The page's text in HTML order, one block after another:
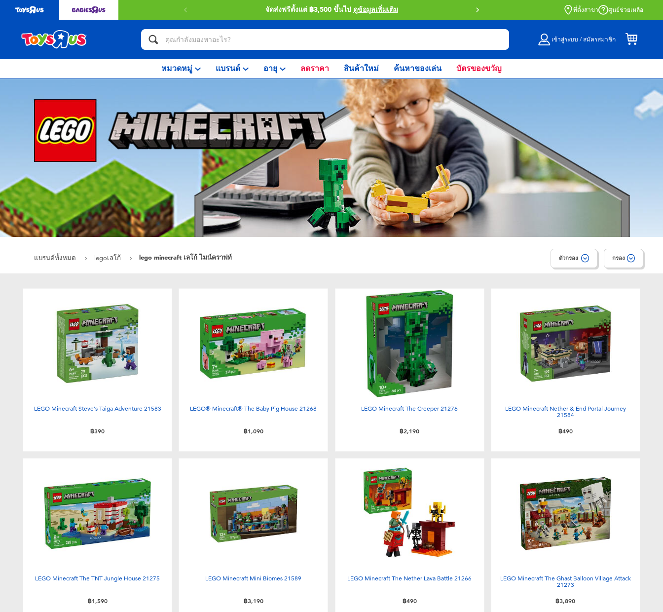
จัดส่งฟรีตั้งแต่ ฿3,500 ขึ้นไป ดูข้อมูลเพิ่มเติม สั่งซื้อออนไลน์และรับที่หน้าร้านด้วย Click
ที่ตั้งสาขา ศูนย์ช่วยเหลือ
เข้าสู่ระบบ / สมัครสมาชิก
หมวดหมู่ แบรนด์ อายุ ลดราคา สินค้าใหม่ ค้นหาของเล่น บัตรของขวัญ
แบรนด์ทั้งหมด legoเลโก้ lego minecraft เลโก้ ไมน์คราฟท์ ตัวกรอง กรอง
LEGO Minecraft Steve's Taiga Adventure 21583
฿390
LEGO® Minecraft® The Baby Pig House 21268
฿1,090
LEGO Minecraft The Creeper 21276
฿2,190
LEGO Minecraft Nether & End Portal Journey
21584
฿490
LEGO Minecraft The TNT Jungle House 21275
฿1,590
LEGO Minecraft Mini Biomes 21589
฿3,190
LEGO Minecraft The Nether Lava Battle 21266
฿490
LEGO Minecraft The Ghast Balloon Village Attack
21273
฿3,890